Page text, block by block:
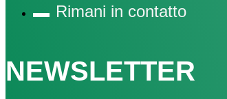
Rimani in contatto
NEWSLETTER